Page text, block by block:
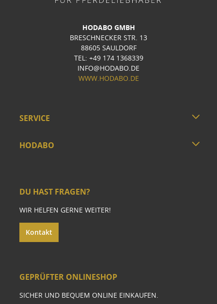
HODABO GMBH
BRESCHNECKER STR. 13
88605 SAULDORF
TEL: +49 174 1368339
INFO@HODABO.DE
WWW.HODABO.DE
SERVICE
HODABO
DU HAST FRAGEN?
WIR HELFEN GERNE WEITER!
Kontakt
GEPRÜFTER ONLINESHOP
SICHER UND BEQUEM ONLINE EINKAUFEN.